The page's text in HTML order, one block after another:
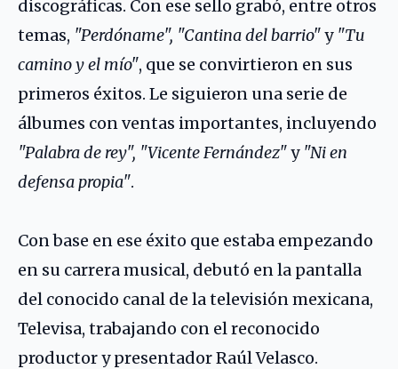
discográficas. Con ese sello grabó, entre otros
temas, "Perdóname", "Cantina del barrio"y "Tu
camino y el mío", que se convirtieron en sus
primeros éxitos. Le siguieron una serie de
álbumes con ventas importantes, incluyendo
"Palabra de rey", "Vicente Fernández"y "Ni en
defensa propia".
Con base en ese éxito que estaba empezando
en su carrera musical, debutó en la pantalla
del conocido canal de la televisión mexicana,
Televisa, trabajando con el reconocido
productor y presentador Raúl Velasco.